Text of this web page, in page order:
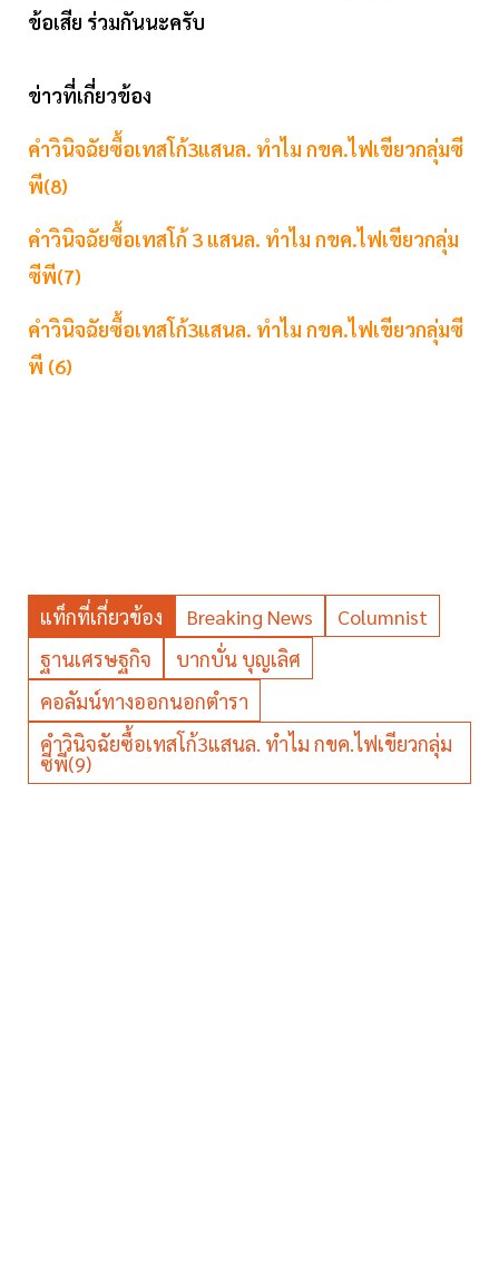
ข้อเสีย ร่วมกันนะครับ
ข่าวที่เกี่ยวข้อง
คำวินิจฉัยซื้อเทสโก้3แสนล. ทำไม กขค.ไฟเขียวกลุ่มซี
พี(8)
คำวินิจฉัยซื้อเทสโก้ 3 แสนล. ทำไม กขค.ไฟเขียวกลุ่ม
ซีพี(7)
คำวินิจฉัยซื้อเทสโก้3แสนล. ทำไม กขค.ไฟเขียวกลุ่มซี
พี (6)
แท็กที่เกี่ยวข้อง Breaking News
Columnist
ฐานเศรษฐกิจ
บากบั่น บุญเลิศ
คอลัมน์ทางออกนอกตำรา
คำวินิจฉัยซื้อเทสโก้3แสนล. ทำไม กขค.ไฟเขียวกลุ่ม
ซีพี(9)